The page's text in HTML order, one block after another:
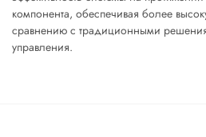
компонента, обеспечивая более
сравнению с традиционными
управления.